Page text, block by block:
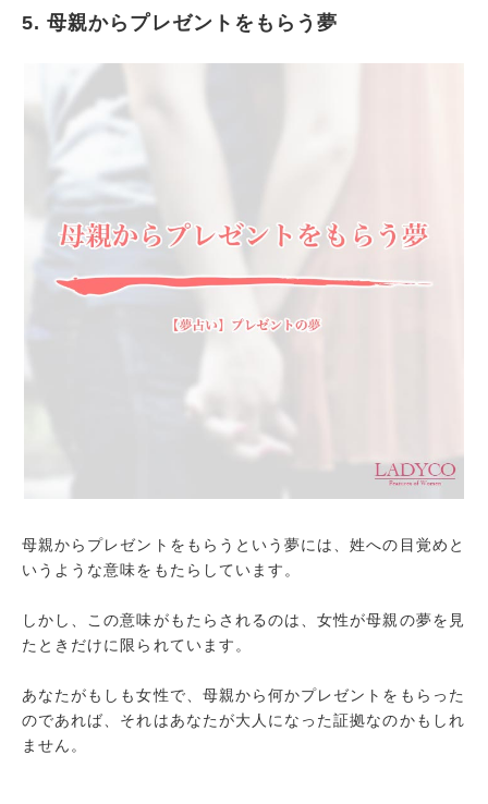
5. 母親からプレゼントをもらう夢
母親からプレゼントをもらうという夢には、姓への目覚めと
いうような意味をもたらしています。
しかし、この意味がもたらされるのは、女性が母親の夢を見
たときだけに限られています。
あなたがもしも女性で、母親から何かプレゼントをもらった
のであれば、それはあなたが大人になった証拠なのかもしれ
ません。